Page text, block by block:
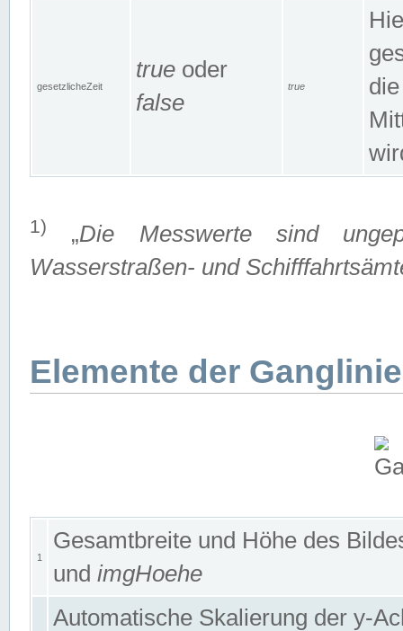
gesetzlicheZeit
true oder
false
true
1) „Die Messwerte sind
Wasserstraßen- und
Elemente der
1
Gesamtbreite und Höhe des
und imgHoehe
Automatische Skalierung der y-